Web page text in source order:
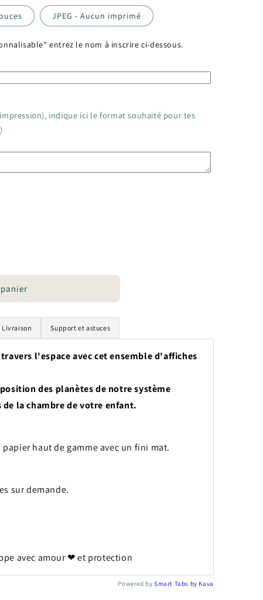
JPEG - Aucun imprimé
entrez le nom à inscrire ci-dessous.
indique ici le format souhaité pour tes
Livraison Support et astuces
l'espace avec cet ensemble d'affiches
des planètes de notre système
la chambre de votre enfant.
haut de gamme avec un fini mat.
sur demande.
avec amour ❤︎ et protection
Powered by Smart Tabs by Kava